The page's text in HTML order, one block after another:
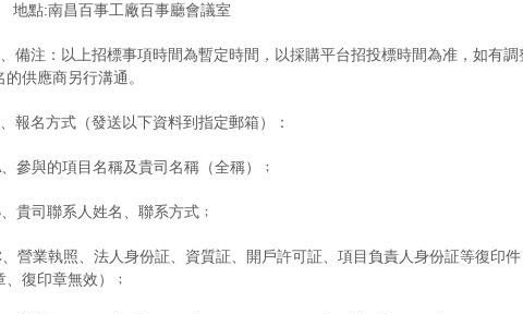
點:南昌百事工廠百事廳會議室
備注：以上招標事項時間為暫定時間，以採購平台招投標時間為准，如有
的供應商另行溝通。
報名方式（發送以下資料到指定郵箱）：
參與的項目名稱及貴司名稱（全稱）﹔
貴司聯系人姓名、聯系方式﹔
營業執照、法人身份証、資質証、開戶許可証、項目負責人身份証等復印
、復印章無效）﹔